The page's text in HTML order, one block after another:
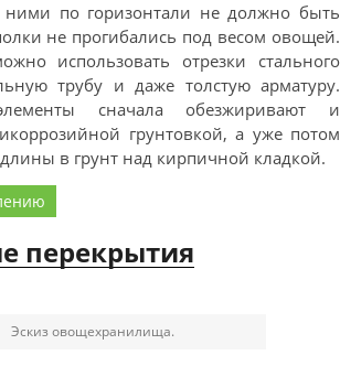
ними по горизонтали не должно быть
не прогибались под весом овощей.
использовать отрезки стального
трубу и даже толстую арматуру.
сначала обезжиривают и
грунтовкой, а уже потом
в грунт над кирпичной кладкой.
перекрытия
Эскиз овощехранилища.